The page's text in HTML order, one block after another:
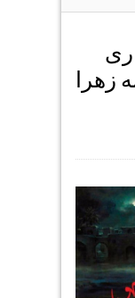
زهرا